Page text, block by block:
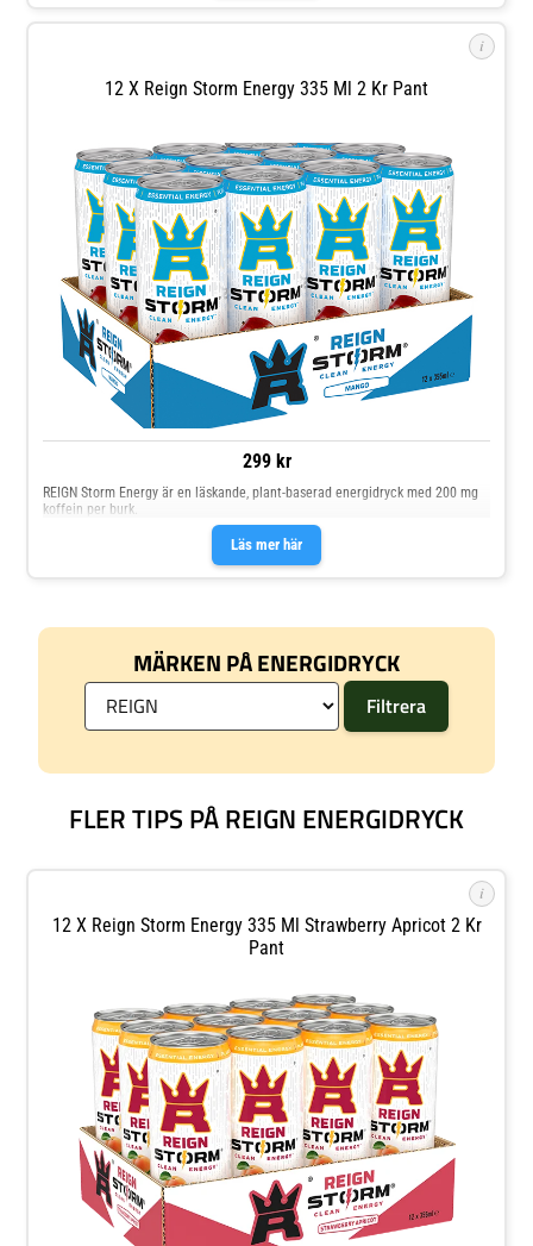
i
12 X Reign Storm Energy 335 Ml 2 Kr Pant
299 kr
Läs mer här
REIGN Storm Energy är en läskande, plant-baserad energidryck med 200 mg
koffein per burk.
MÄRKEN PÅ ENERGIDRYCK
FLER TIPS PÅ REIGN ENERGIDRYCK
i
12 X Reign Storm Energy 335 Ml Strawberry Apricot 2 Kr
Pant